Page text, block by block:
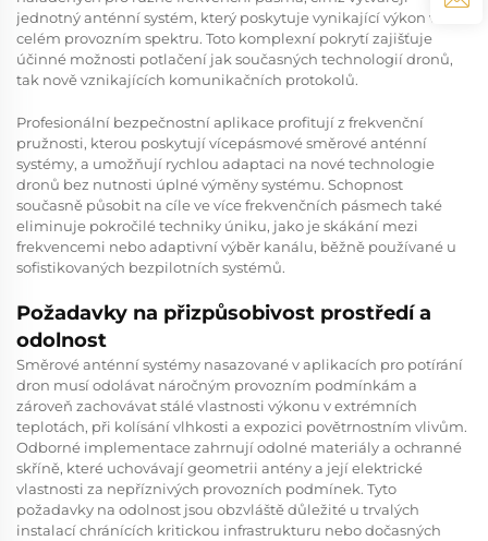
jednotný anténní systém, který poskytuje vynikající výkon v
celém provozním spektru. Toto komplexní pokrytí zajišťuje
účinné možnosti potlačení jak současných technologií dronů,
tak nově vznikajících komunikačních protokolů.
Profesionální bezpečnostní aplikace profitují z frekvenční
pružnosti, kterou poskytují vícepásmové směrové anténní
systémy, a umožňují rychlou adaptaci na nové technologie
dronů bez nutnosti úplné výměny systému. Schopnost
současně působit na cíle ve více frekvenčních pásmech také
eliminuje pokročilé techniky úniku, jako je skákání mezi
frekvencemi nebo adaptivní výběr kanálu, běžně používané u
sofistikovaných bezpilotních systémů.
Požadavky na přizpůsobivost prostředí a
odolnost
Směrové anténní systémy nasazované v aplikacích pro potírání
dron musí odolávat náročným provozním podmínkám a
zároveň zachovávat stálé vlastnosti výkonu v extrémních
teplotách, při kolísání vlhkosti a expozici povětrnostním vlivům.
Odborné implementace zahrnují odolné materiály a ochranné
skříně, které uchovávají geometrii antény a její elektrické
vlastnosti za nepříznivých provozních podmínek. Tyto
požadavky na odolnost jsou obzvláště důležité u trvalých
instalací chránících kritickou infrastrukturu nebo dočasných